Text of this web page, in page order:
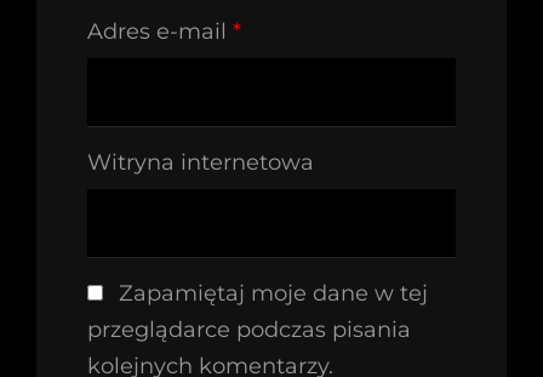
Adres e-mail *
Witryna internetowa
Zapamiętaj moje dane w tej
przeglądarce podczas pisania
kolejnych komentarzy.